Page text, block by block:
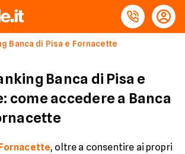
Banca di Pisa e Fornacette
Banca di Pisa e
come accedere a Banca
, oltre a consentire ai propri